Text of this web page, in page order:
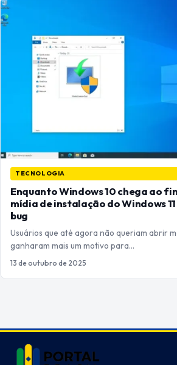
TECNOLOGIA
Enquanto Windows 10 chega ao
mídia de instalação do Windows
bug
Usuários que até agora não queriam abrir
ganharam mais um motivo para…
13 de outubro de 2025